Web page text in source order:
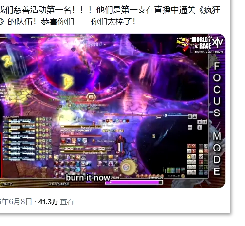
老友服“逐鹿中原”火爆上
线，回馈18年天下老头
一看吓一跳：雷死
的囧图集（1168）